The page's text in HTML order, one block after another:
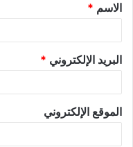
الاسم *
البريد الإلكتروني *
الموقع الإلكتروني